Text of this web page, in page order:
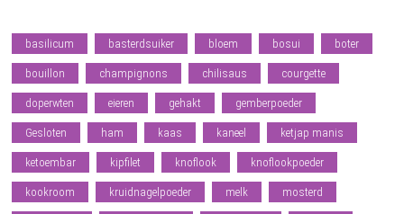
basilicum basterdsuiker bloem bosui boter
bouillon champignons chilisaus courgette
doperwten eieren gehakt gemberpoeder
Gesloten ham kaas kaneel ketjap manis
ketoembar kipfilet knoflook knoflookpoeder
kookroom kruidnagelpoeder melk mosterd